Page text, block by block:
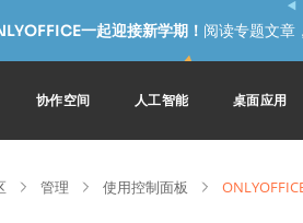
一起迎接新学期！ 阅读专题文章
协作空间 人工智能 桌面应用
管理 使用控制面板